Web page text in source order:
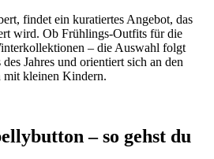
findet ein kuratiertes Angebot, das
wird. Ob Frühlings-Outfits für die
– die Auswahl folgt
Jahres und orientiert sich an den
mit kleinen Kindern.
– so gehst du